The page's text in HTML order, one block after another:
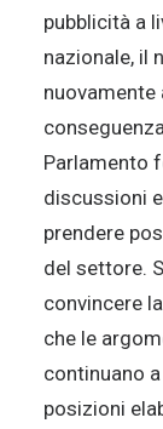
pubblicità a
nazionale, il
Parlamento
discussioni
prendere
del settore.
convincere
che le
continuano
posizioni